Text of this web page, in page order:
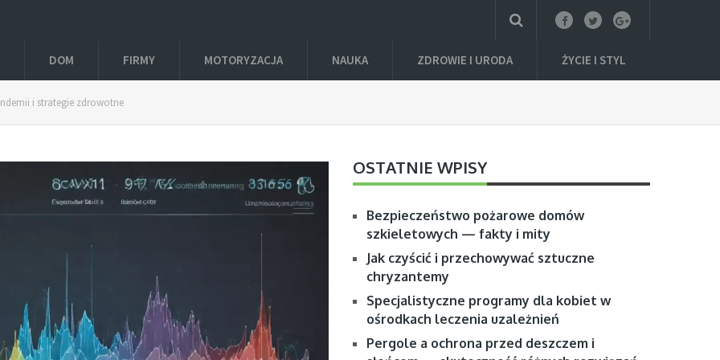
DOM FIRMY MOTORYZACJA NAUKA ZDROWIE I URODA ŻYCIE I STYL
i strategie zdrowotne
OSTATNIE WPISY
Bezpieczeństwo pożarowe domów
szkieletowych — fakty i mity
Jak czyścić i przechowywać sztuczne
chryzantemy
Specjalistyczne programy dla kobiet w
ośrodkach leczenia uzależnień
Pergole a ochrona przed deszczem i